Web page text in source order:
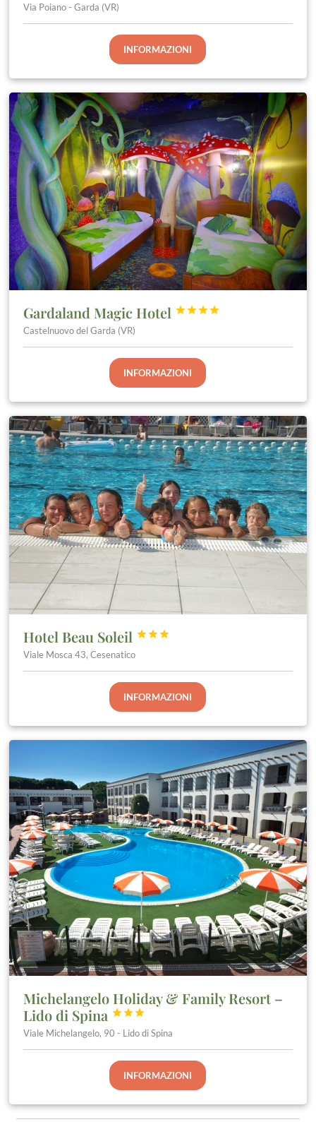
Via Poiano - Garda (VR)
INFORMAZIONI
Gardaland Magic Hotel 



Castelnuovo del Garda (VR)
INFORMAZIONI
Hotel Beau Soleil 


Viale Mosca 43, Cesenatico
INFORMAZIONI
Michelangelo Holiday & Family Resort –
Lido di Spina



Viale Michelangelo, 90 - Lido di Spina
INFORMAZIONI